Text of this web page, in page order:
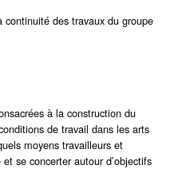
continuité des travaux du groupe
à la construction du
de travail dans les arts
moyens travailleurs et
se concerter autour d’objectifs